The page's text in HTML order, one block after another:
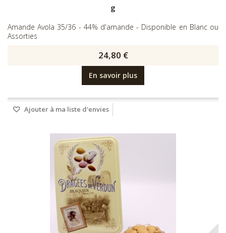
g
Amande Avola 35/36 - 44% d'amande - Disponible en Blanc ou
Assorties
24,80 €
En savoir plus
Ajouter à ma liste d'envies